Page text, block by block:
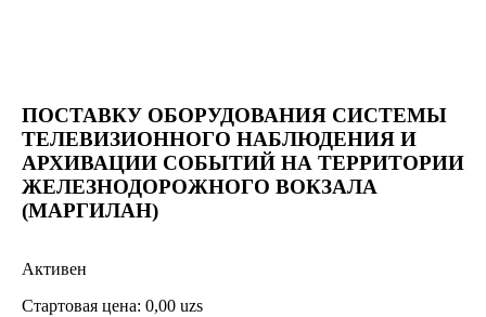
ПОСТАВКУ ОБОРУДОВАНИЯ СИСТЕМЫ
ТЕЛЕВИЗИОННОГО НАБЛЮДЕНИЯ И
АРХИВАЦИИ СОБЫТИЙ НА ТЕРРИТОРИИ
ЖЕЛЕЗНОДОРОЖНОГО ВОКЗАЛА
(МАРГИЛАН)
Активен
Стартовая цена: 0,00 uzs